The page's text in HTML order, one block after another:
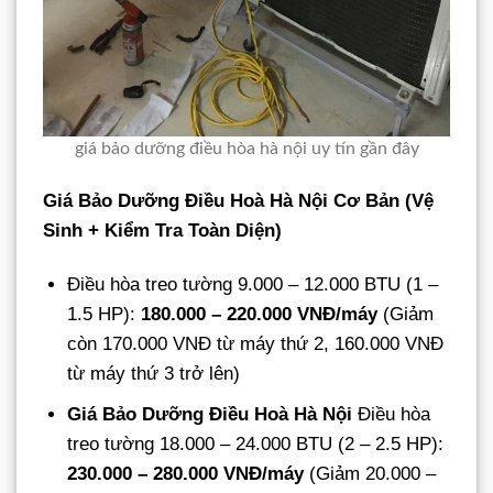
giá bảo dưỡng điều hòa hà nội uy tín gần đây
Giá Bảo Dưỡng Điều Hoà Hà Nội Cơ Bản (Vệ
Sinh + Kiểm Tra Toàn Diện)
Điều hòa treo tường 9.000 – 12.000 BTU (1 –
1.5 HP): 180.000 – 220.000 VNĐ/máy(Giảm
còn 170.000 VNĐ từ máy thứ 2, 160.000 VNĐ
từ máy thứ 3 trở lên)
Giá Bảo Dưỡng Điều Hoà Hà Nội Điều hòa
treo tường 18.000 – 24.000 BTU (2 – 2.5 HP):
230.000 – 280.000 VNĐ/máy(Giảm 20.000 –